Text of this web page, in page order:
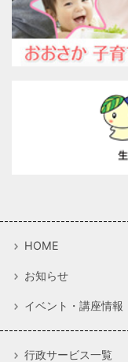
HOME
お知らせ
イベント・講座情報
行政サービス一覧